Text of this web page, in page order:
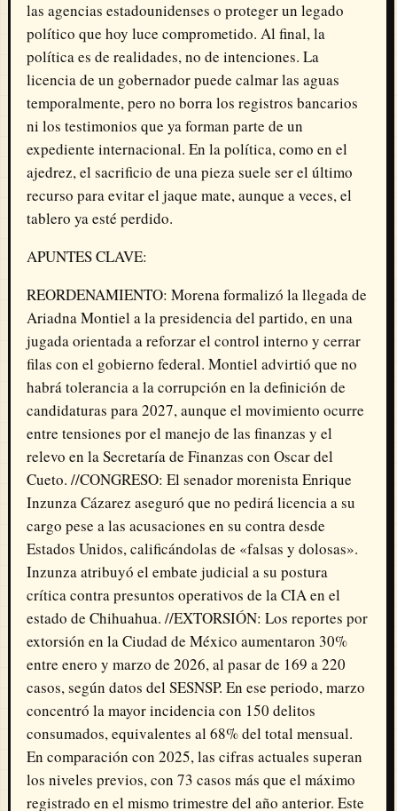
las agencias estadounidenses o proteger un legado
político que hoy luce comprometido. Al final, la
política es de realidades, no de intenciones. La
licencia de un gobernador puede calmar las aguas
temporalmente, pero no borra los registros bancarios
ni los testimonios que ya forman parte de un
expediente internacional. En la política, como en el
ajedrez, el sacrificio de una pieza suele ser el último
recurso para evitar el jaque mate, aunque a veces, el
tablero ya esté perdido.
APUNTES CLAVE:
REORDENAMIENTO: Morena formalizó la llegada de
Ariadna Montiel a la presidencia del partido, en una
jugada orientada a reforzar el control interno y cerrar
filas con el gobierno federal. Montiel advirtió que no
habrá tolerancia a la corrupción en la definición de
candidaturas para 2027, aunque el movimiento ocurre
entre tensiones por el manejo de las finanzas y el
relevo en la Secretaría de Finanzas con Oscar del
Cueto. //CONGRESO: El senador morenista Enrique
Inzunza Cázarez aseguró que no pedirá licencia a su
cargo pese a las acusaciones en su contra desde
Estados Unidos, calificándolas de «falsas y dolosas».
Inzunza atribuyó el embate judicial a su postura
crítica contra presuntos operativos de la CIA en el
estado de Chihuahua. //EXTORSIÓN: Los reportes por
extorsión en la Ciudad de México aumentaron 30%
entre enero y marzo de 2026, al pasar de 169 a 220
casos, según datos del SESNSP. En ese periodo, marzo
concentró la mayor incidencia con 150 delitos
consumados, equivalentes al 68% del total mensual.
En comparación con 2025, las cifras actuales superan
los niveles previos, con 73 casos más que el máximo
registrado en el mismo trimestre del año anterior. Este